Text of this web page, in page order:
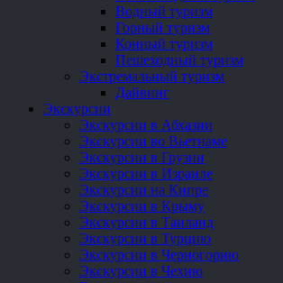
Водный туризм
Горный туризм
Конный туризм
Пешеходный туризм
Экстремальный туризм
Дайвинг
Экскурсии
Экскурсии в Абхазии
Экскурсии во Вьетнаме
Экскурсии в Грузии
Экскурсии в Израиле
Экскурсии на Кипре
Экскурсии в Крыму
Экскурсии в Таиланд
Экскурсии в Турцию
Экскурсии в Черногорию
Экскурсии в Чехию